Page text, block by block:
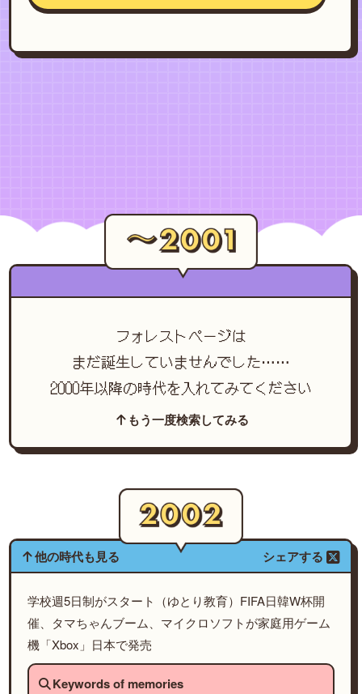
フォレストページは
まだ誕生していませんでした……
2000年以降の時代を入れてみてください
もう一度検索してみる
他の時代も見る シェアする
学校週5日制がスタート（ゆとり教育）FIFA日韓W杯開
催、タマちゃんブーム、マイクロソフトが家庭用ゲーム
機「Xbox」日本で発売
Keywords of memories